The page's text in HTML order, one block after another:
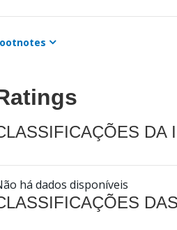
DA
há dados disponíveis